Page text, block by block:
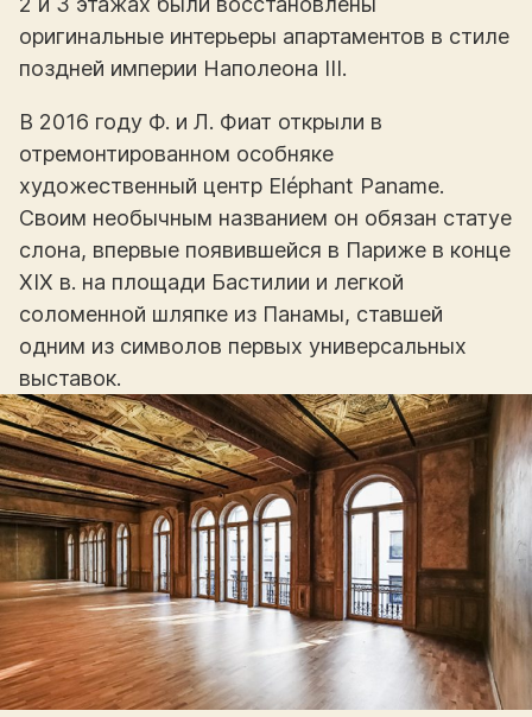
оригинальные интерьеры апартаментов в стиле
поздней империи Наполеона III.
В 2016 году Ф. и Л. Фиат открыли в
отремонтированном особняке
художественный центр Eléphant Paname.
Своим необычным названием он обязан статуе
слона, впервые появившейся в Париже в конце
XIX в. на площади Бастилии и легкой
соломенной шляпке из Панамы, ставшей
одним из символов первых универсальных
выставок.